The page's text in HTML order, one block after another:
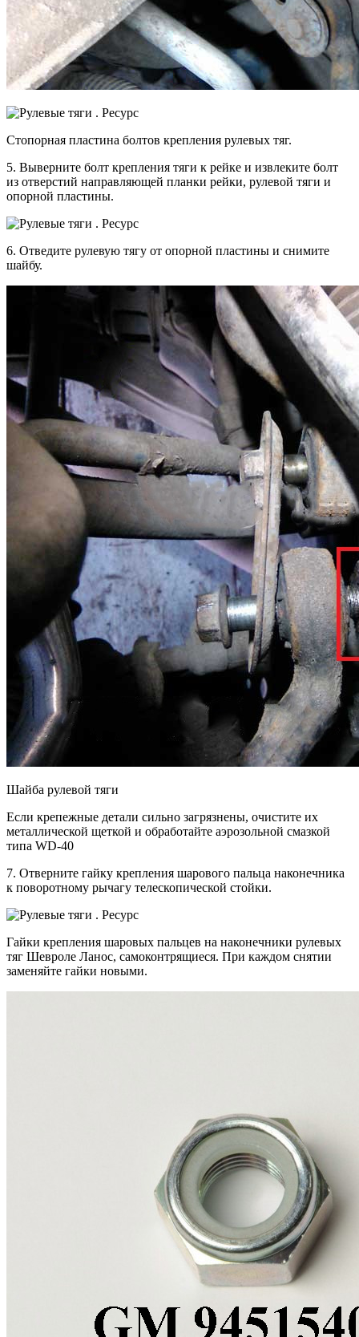
Стопорная пластина болтов крепления рулевых тяг.
5. Выверните болт крепления тяги к рейке и извлеките болт
из отверстий направляющей планки рейки, рулевой тяги и
опорной пластины.
6. Отведите рулевую тягу от опорной пластины и снимите
шайбу.
Шайба рулевой тяги
Если крепежные детали сильно загрязнены, очистите их
металлической щеткой и обработайте аэрозольной смазкой
типа WD-40
7. Отверните гайку крепления шарового пальца наконечника
к поворотному рычагу телескопической стойки.
Гайки крепления шаровых пальцев на наконечники рулевых
тяг Шевроле Ланос, самоконтрящиеся. При каждом снятии
заменяйте гайки новыми.